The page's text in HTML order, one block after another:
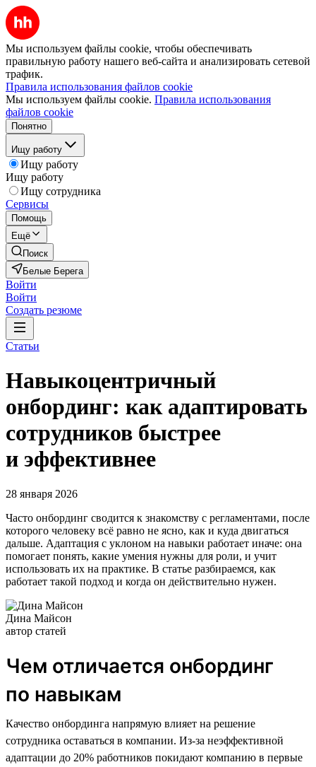
Мы используем файлы cookie, чтобы обеспечивать
правильную работу нашего веб-сайта и анализировать сетевой
трафик.
Правила использования файлов cookie
Мы используем файлы cookie. Правила использования
файлов cookie
Понятно
Ищу работу
Ищу работу
Ищу работу
Ищу сотрудника
Сервисы
Помощь
Ещё
Поиск
Белые Берега
Войти
Войти
Создать резюме
Статьи
Навыкоцентричный
онбординг: как адаптировать
сотрудников быстрее
и эффективнее
28 января 2026
Часто онбординг сводится к знакомству с регламентами, после
которого человеку всё равно не ясно, как и куда двигаться
дальше. Адаптация с уклоном на навыки работает иначе: она
помогает понять, какие умения нужны для роли, и учит
использовать их на практике. В статье разбираемся, как
работает такой подход и когда он действительно нужен.
Дина Майсон
автор статей
Чем отличается онбординг
по навыкам
Качество онбординга напрямую влияет на решение
сотрудника оставаться в компании. Из-за неэффективной
адаптации до 20% работников покидают компанию в первые